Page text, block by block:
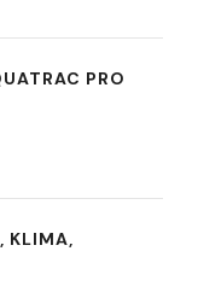
PRO
KLIMA,